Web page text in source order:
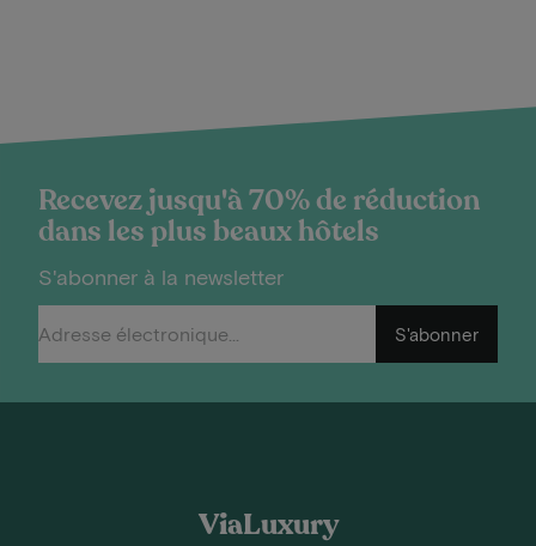
Recevez jusqu'à 70% de réduction
dans les plus beaux hôtels
S'abonner à la newsletter
S'abonner
ViaLuxury